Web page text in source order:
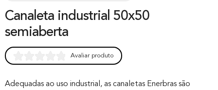
Canaleta industrial 50x50
semiaberta
out of 0
Avaliar produto
Adequadas ao uso industrial, as canaletas Enerbras são